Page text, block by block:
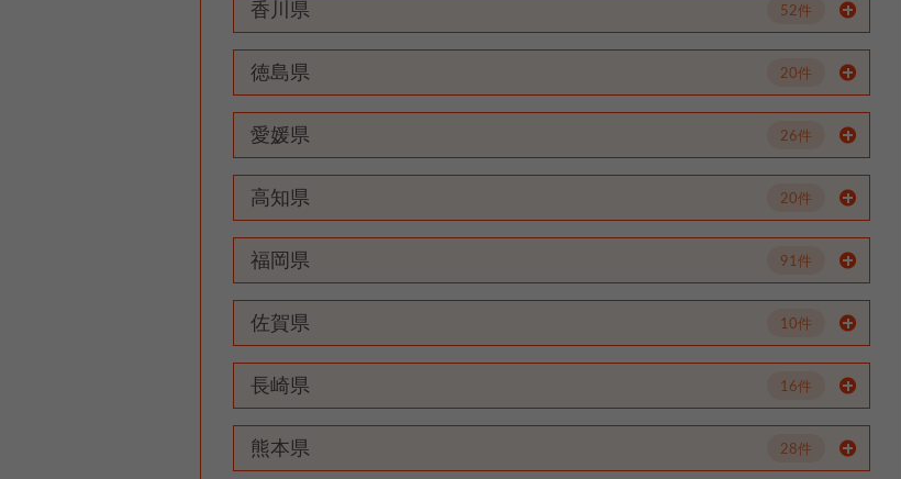
香川県 52件
徳島県 20件
愛媛県 26件
高知県 20件
福岡県 91件
佐賀県 10件
長崎県 16件
熊本県 28件